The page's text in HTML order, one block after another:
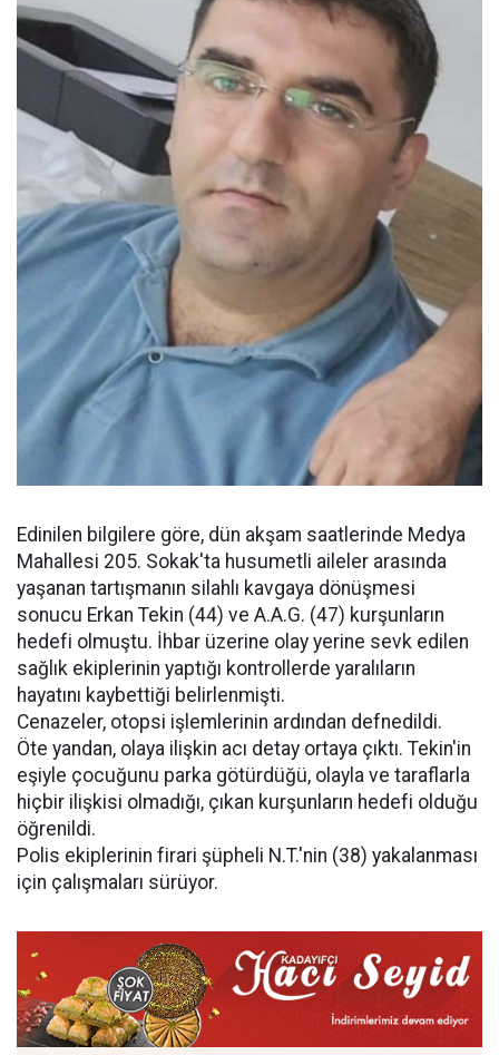
Edinilen bilgilere göre, dün akşam saatlerinde Medya
Mahallesi 205. Sokak'ta husumetli aileler arasında
yaşanan tartışmanın silahlı kavgaya dönüşmesi
sonucu Erkan Tekin (44) ve A.A.G. (47) kurşunların
hedefi olmuştu. İhbar üzerine olay yerine sevk edilen
sağlık ekiplerinin yaptığı kontrollerde yaralıların
hayatını kaybettiği belirlenmişti.
Cenazeler, otopsi işlemlerinin ardından defnedildi.
Öte yandan, olaya ilişkin acı detay ortaya çıktı. Tekin'in
eşiyle çocuğunu parka götürdüğü, olayla ve taraflarla
hiçbir ilişkisi olmadığı, çıkan kurşunların hedefi olduğu
öğrenildi.
Polis ekiplerinin firari şüpheli N.T.'nin (38) yakalanması
için çalışmaları sürüyor.